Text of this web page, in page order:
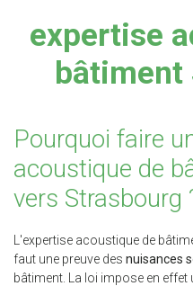
expertise
bâtiment
Pourquoi faire
acoustique de
vers Strasbourg
L'expertise acoustique de
faut une preuve des nuisances
bâtiment. La loi impose en effet